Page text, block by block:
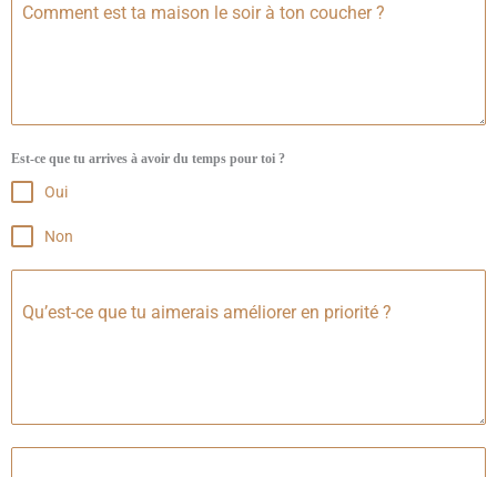
Comment est ta maison le soir à ton coucher ?
Est-ce que tu arrives à avoir du temps pour toi ?
Oui
Non
Qu’est-ce que tu aimerais améliorer en priorité ?